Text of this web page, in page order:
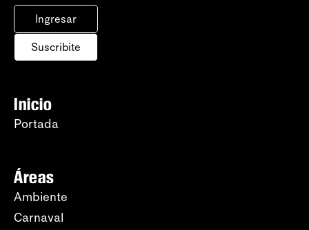
Ingresar
Suscribite
Inicio
Portada
Áreas
Ambiente
Carnaval